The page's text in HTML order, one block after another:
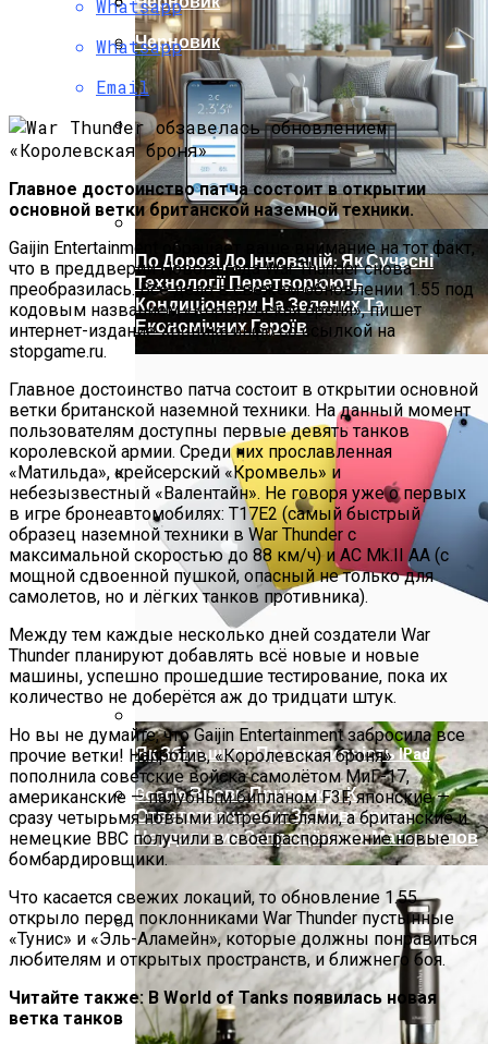
Ученые Назвали Новую Угрозу
Человечеству, Вызванную
Глобальным Потеплением
Телескоп «Хаббл» Показал Необычную
Галактику
Ученые Назвали Новую Смертельную
Угрозу Для Человечества
Как Изучать Библию
Мир Зазеркалья
По Дорозі До Інновацій: Як Сучасні
Технології Перетворюють
Кондиціонери На Зелених Та
Економічних Героїв
Як Збільшити Продуктивність IPad
Google Вновь Привлекут К
Ответственности За Повторное
Неудаление Запрещённых Материалов
Черновик
Whatsapp
Whatsapp
Email
Главное достоинство патча состоит в открытии
основной ветки британской наземной техники.
Gaijin Entertainment обращает ваше внимание на тот факт,
что в преддверии Нового года War Thunder снова
преобразилась. Всё дело в свежем обновлении 1.55 под
кодовым названием «Королевская броня», пишет
интернет-издание Хроника.инфо со ссылкой на
stopgame.ru.
Главное достоинство патча состоит в открытии основной
ветки британской наземной техники. На данный момент
пользователям доступны первые девять танков
королевской армии. Среди них прославленная
«Матильда», крейсерский «Кромвель» и
небезызвестный «Валентайн». Не говоря уже о первых
в игре бронеавтомобилях: T17E2 (самый быстрый
образец наземной техники в War Thunder с
максимальной скоростью до 88 км/ч) и AC Mk.II AA (с
мощной сдвоенной пушкой, опасный не только для
самолетов, но и лёгких танков противника).
Между тем каждые несколько дней создатели War
Thunder планируют добавлять всё новые и новые
машины, успешно прошедшие тестирование, пока их
количество не доберётся аж до тридцати штук.
Но вы не думайте, что Gaijin Entertainment забросила все
прочие ветки! Напротив, «Королевская броня»
пополнила советские войска самолётом МиГ-17,
американские — палубным бипланом F3F, японские —
сразу четырьмя новыми истребителями, а британские и
немецкие ВВС получили в своё распоряжение новые
бомбардировщики.
Что касается свежих локаций, то обновление 1.55
открыло перед поклонниками War Thunder пустынные
«Тунис» и «Эль-Аламейн», которые должны понравиться
любителям и открытых пространств, и ближнего боя.
Читайте также: В World of Tanks появилась новая
ветка танков